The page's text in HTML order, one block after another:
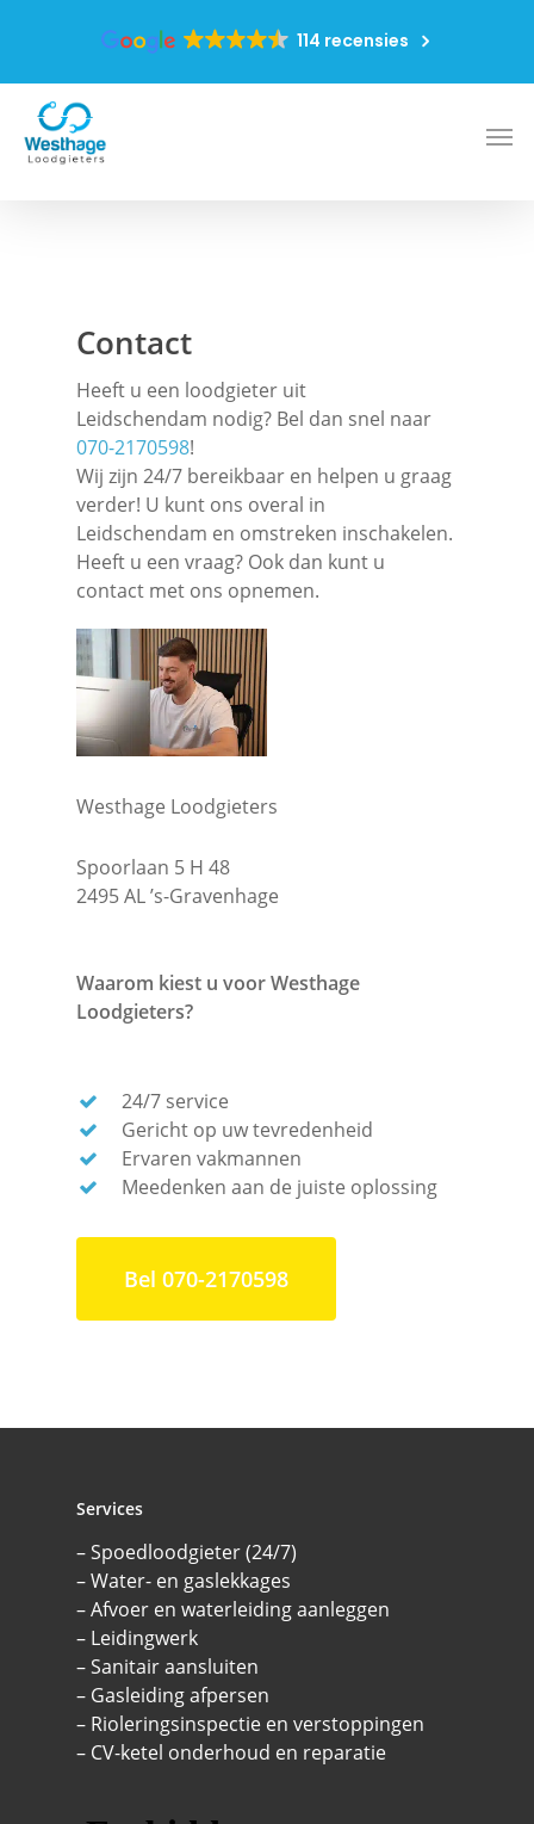
114 recensies
Contact
Heeft u een loodgieter uit
Leidschendam nodig? Bel dan snel naar
070-2170598!
Wij zijn 24/7 bereikbaar en helpen u graag
verder! U kunt ons overal in
Leidschendam en omstreken inschakelen.
Heeft u een vraag? Ook dan kunt u
contact met ons opnemen.
Westhage Loodgieters
Spoorlaan 5 H 48
2495 AL ’s-Gravenhage
Waarom kiest u voor Westhage
Loodgieters?
24/7 service
Gericht op uw tevredenheid
Ervaren vakmannen
Meedenken aan de juiste oplossing
Bel 070-2170598
Services
– Spoedloodgieter (24/7)
– Water- en gaslekkages
– Afvoer en waterleiding aanleggen
– Leidingwerk
– Sanitair aansluiten
– Gasleiding afpersen
– Rioleringsinspectie en verstoppingen
– CV-ketel onderhoud en reparatie